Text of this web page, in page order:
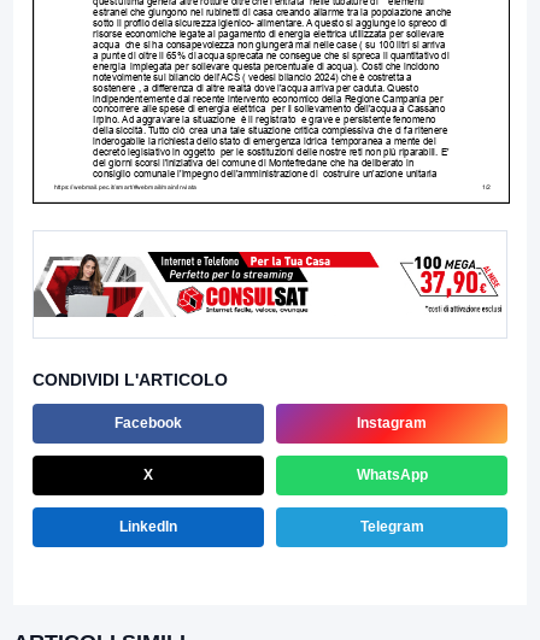
CONDIVIDI L'ARTICOLO
Facebook Instagram
X WhatsApp
LinkedIn Telegram